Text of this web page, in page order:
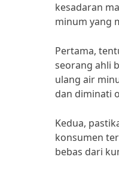
kesadaran
minum yang
Pertama,
seorang ahli
ulang air
dan diminati
Kedua,
konsumen
bebas dari